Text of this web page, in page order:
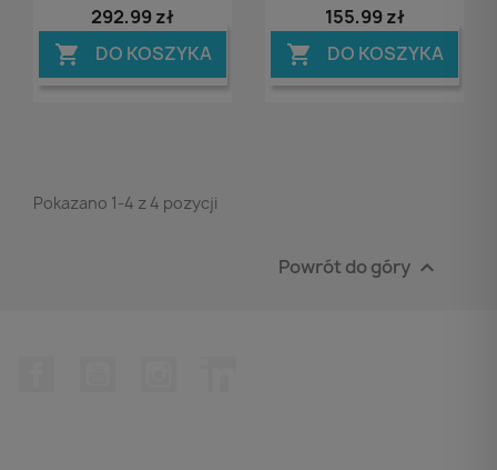
292,99 zł
 DO KOSZYKA
155,99 zł
 DO KOSZYKA
Pokazano 1-4 z 4 pozycji
Powrót do góry 